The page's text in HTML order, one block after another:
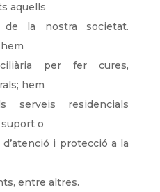
aquells
de la nostra societat.
per fer cures,
hem
serveis residencials
o
i protecció a la
entre altres.